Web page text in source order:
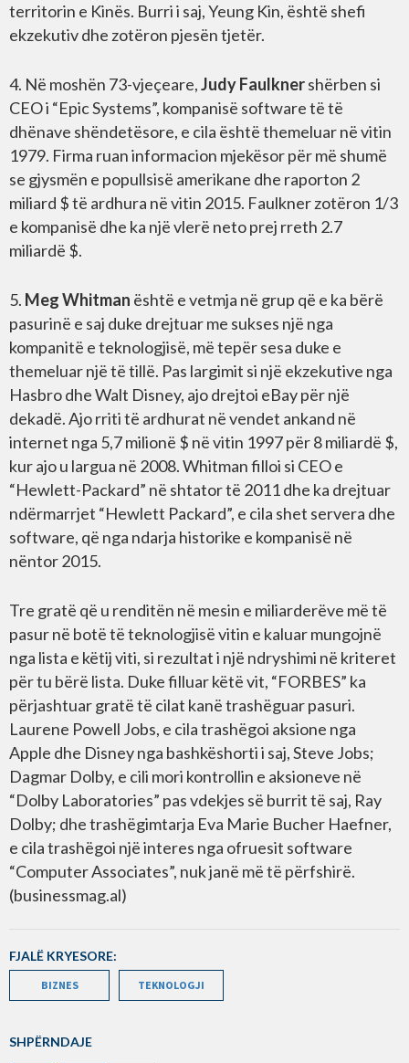
territorin e Kinës. Burri i saj, Yeung Kin, është shefi
ekzekutiv dhe zotëron pjesën tjetër.
4. Në moshën 73-vjeçeare,Judy Faulknershërben si
CEO i “Epic Systems”, kompanisë software të të
dhënave shëndetësore, e cila është themeluar në vitin
1979. Firma ruan informacion mjekësor për më shumë
se gjysmën e popullsisë amerikane dhe raporton 2
miliard $ të ardhura në vitin 2015. Faulkner zotëron 1/3
e kompanisë dhe ka një vlerë neto prej rreth 2.7
miliardë $.
5. Meg Whitman është e vetmja në grup që e ka bërë
pasurinë e saj duke drejtuar me sukses një nga
kompanitë e teknologjisë, më tepër sesa duke e
themeluar një të tillë. Pas largimit si një ekzekutive nga
Hasbro dhe Walt Disney, ajo drejtoi eBay për një
dekadë. Ajo rriti të ardhurat në vendet ankand në
internet nga 5,7 milionë $ në vitin 1997 për 8 miliardë $,
kur ajo u largua në 2008. Whitman filloi si CEO e
“Hewlett-Packard” në shtator të 2011 dhe ka drejtuar
ndërmarrjet “Hewlett Packard”, e cila shet servera dhe
software, që nga ndarja historike e kompanisë në
nëntor 2015.
Tre gratë që u renditën në mesin e miliarderëve më të
pasur në botë të teknologjisë vitin e kaluar mungojnë
nga lista e këtij viti, si rezultat i një ndryshimi në kriteret
për tu bërë lista. Duke filluar këtë vit, “FORBES” ka
përjashtuar gratë të cilat kanë trashëguar pasuri.
Laurene Powell Jobs, e cila trashëgoi aksione nga
Apple dhe Disney nga bashkëshorti i saj, Steve Jobs;
Dagmar Dolby, e cili mori kontrollin e aksioneve në
“Dolby Laboratories” pas vdekjes së burrit të saj, Ray
Dolby; dhe trashëgimtarja Eva Marie Bucher Haefner,
e cila trashëgoi një interes nga ofruesit software
“Computer Associates”, nuk janë më të përfshirë.
(businessmag.al)
FJALË KRYESORE:
BIZNES TEKNOLOGJI
SHPËRNDAJE